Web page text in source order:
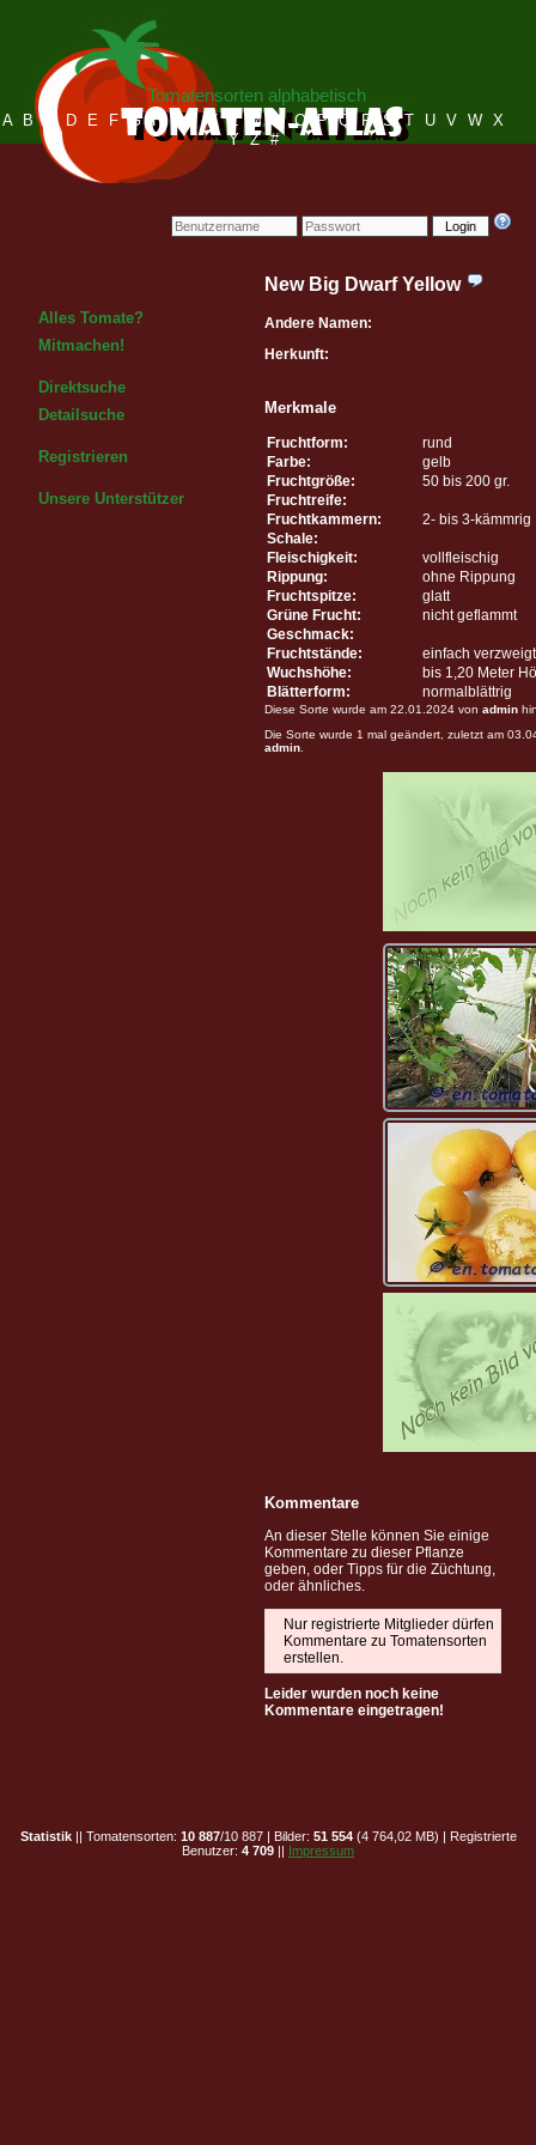
Login
Tomatensorten alphabetisch
A B C D E F G H I J K L M N O P Q R S T U V W X
Y Z #
Alles Tomate?
Mitmachen!
Direktsuche
Detailsuche
Registrieren
Unsere Unterstützer
New Big Dwarf Yellow
Andere Namen:
Herkunft:
Merkmale
Fruchtform:
rund
Farbe:
gelb
Fruchtgröße:
50 bis 200 gr.
Fruchtreife:
Fruchtkammern:
2- bis 3-kämmrig
Schale:
Fleischigkeit:
vollfleischig
Rippung:
ohne Rippung
Fruchtspitze:
glatt
Grüne Frucht:
nicht geflammt
Geschmack:
Fruchtstände:
einfach verzweigt
Wuchshöhe:
bis 1,20 Meter
Blätterform:
normalblättrig
Diese Sorte wurde am 22.01.2024 von admin
Die Sorte wurde 1 mal geändert, zuletzt am
admin
Kommentare
An dieser Stelle können Sie einige
Kommentare zu dieser Pflanze
geben, oder Tipps für die Züchtung,
oder ähnliches.
Nur registrierte Mitglieder dürfen
Kommentare zu Tomatensorten
erstellen.
Leider wurden noch keine
Kommentare eingetragen!
Statistik|| Tomatensorten: 10 887/10 887 | Bilder: 51 554(4 764,02 MB) | Registrierte
Benutzer: 4 709 || Impressum